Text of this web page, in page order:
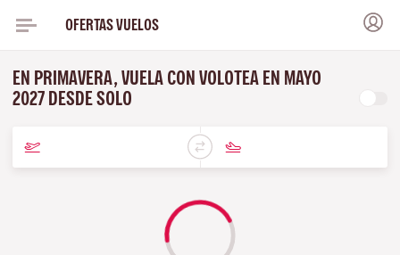
OFERTAS VUELOS
EN PRIMAVERA, VUELA CON VOLOTEA EN MAYO
2027 DESDE SOLO